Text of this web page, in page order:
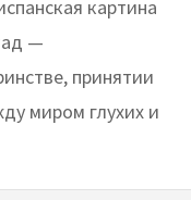
картина
—
принятии
миром глухих и